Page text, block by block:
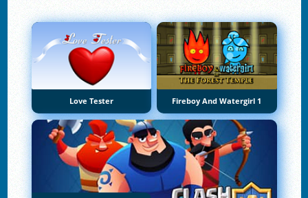
Love Tester Fireboy And Watergirl 1